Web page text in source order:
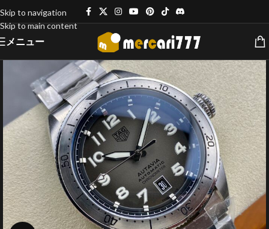
Skip to navigation
Skip to main content
メニュー